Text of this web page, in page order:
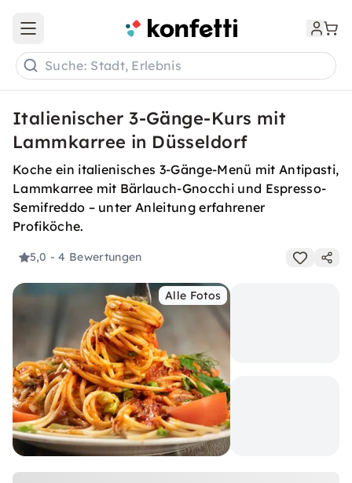
Open main menu
Suche: Stadt, Erlebnis
Italienischer 3-Gänge-Kurs mit
Lammkarree in Düsseldorf
Koche ein italienisches 3-Gänge-Menü mit Antipasti,
Lammkarree mit Bärlauch-Gnocchi und Espresso-
Semifreddo – unter Anleitung erfahrener
Profiköche.
5,0 - 4 Bewertungen
Alle Fotos